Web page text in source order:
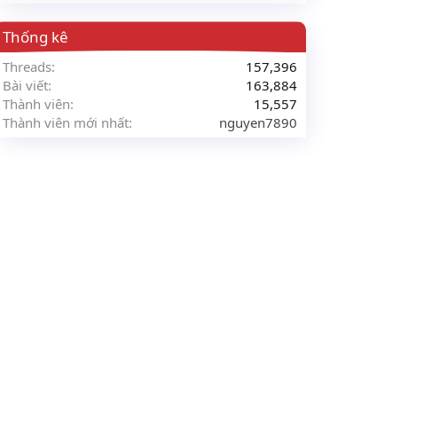
Thống kê
Threads
157,396
Bài viết
163,884
Thành viên
15,557
Thành viên mới nhất
nguyen7890